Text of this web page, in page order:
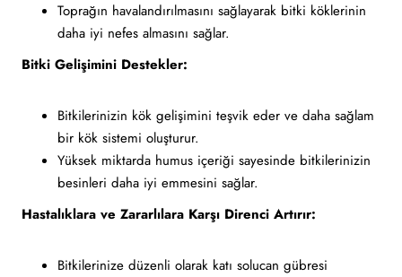
Toprağın havalandırılmasını sağlayarak bitki köklerinin
daha iyi nefes almasını sağlar.
Bitki Gelişimini Destekler:
Bitkilerinizin kök gelişimini teşvik eder ve daha sağlam
bir kök sistemi oluşturur.
Yüksek miktarda humus içeriği sayesinde bitkilerinizin
besinleri daha iyi emmesini sağlar.
Hastalıklara ve Zararlılara Karşı Direnci Artırır:
Bitkilerinize düzenli olarak katı solucan gübresi